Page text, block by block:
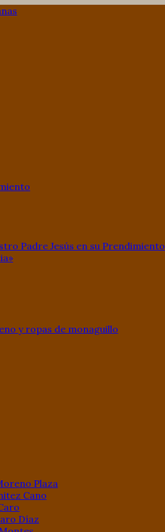
Padre Jesús en su Prendimiento
y ropas de monaguillo
Plaza
Cano
Díaz